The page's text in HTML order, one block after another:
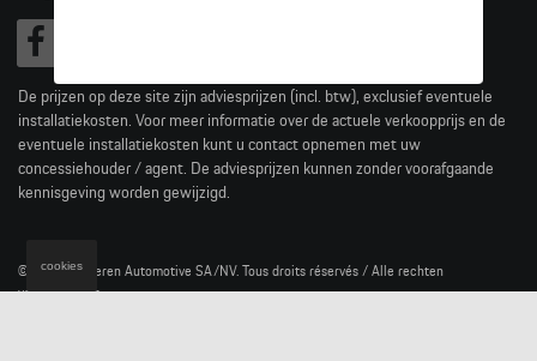
De prijzen op deze site zijn adviesprijzen (incl. btw), exclusief eventuele
installatiekosten. Voor meer informatie over de actuele verkoopprijs en de
eventuele installatiekosten kunt u contact opnemen met uw
concessiehouder / agent. De adviesprijzen kunnen zonder voorafgaande
kennisgeving worden gewijzigd.
© 2026 D'Ieteren Automotive SA/NV. Tous droits réservés / Alle rechten
voorbehouden.
cookies